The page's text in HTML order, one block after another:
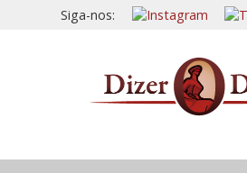
Siga-nos: